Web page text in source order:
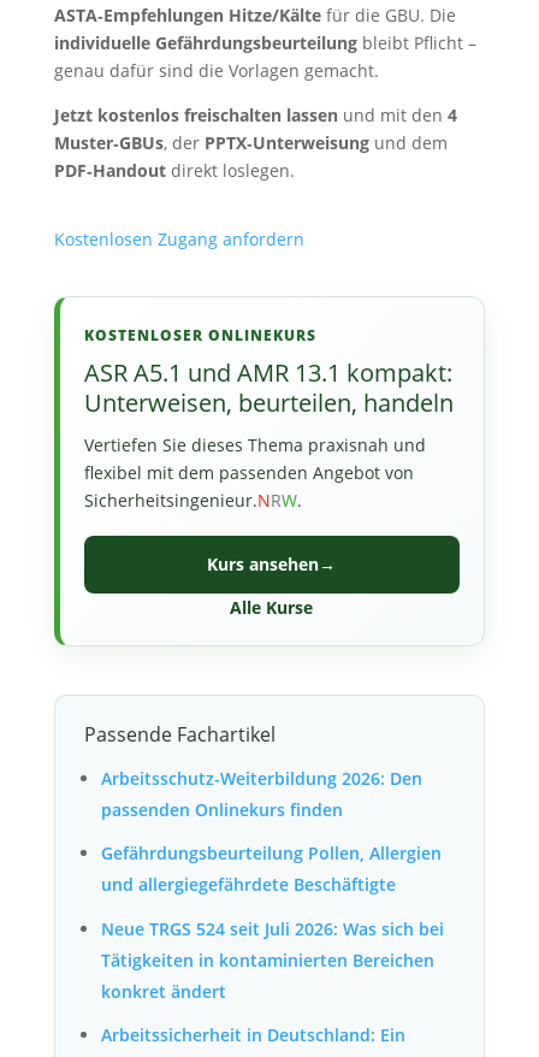
ASTA‑Empfehlungen Hitze/Kältefür die GBU. Die
individuelle Gefährdungsbeurteilungbleibt Pflicht –
genau dafür sind die Vorlagen gemacht.
Jetzt kostenlos freischalten lassenund mit den 4
Muster‑GBUs, der PPTX‑Unterweisungund dem
PDF‑Handoutdirekt loslegen.
Kostenlosen Zugang anfordern
KOSTENLOSER ONLINEKURS
ASR A5.1 und AMR 13.1 kompakt:
Unterweisen, beurteilen, handeln
Vertiefen Sie dieses Thema praxisnah und
flexibel mit dem passenden Angebot von
Sicherheitsingenieur.NRW.
Kurs ansehen→
Alle Kurse
Passende Fachartikel
Arbeitsschutz-Weiterbildung 2026: Den
passenden Onlinekurs finden
Gefährdungsbeurteilung Pollen, Allergien
und allergiegefährdete Beschäftigte
Neue TRGS 524 seit Juli 2026: Was sich bei
Tätigkeiten in kontaminierten Bereichen
konkret ändert
Arbeitssicherheit in Deutschland: Ein